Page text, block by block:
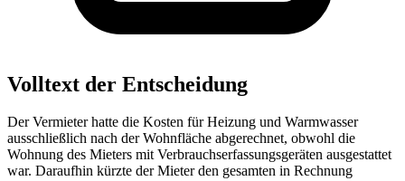
Volltext der Entscheidung
Der Vermieter hatte die Kosten für Heizung und Warmwasser
ausschließlich nach der Wohnfläche abgerechnet, obwohl die
Wohnung des Mieters mit Verbrauchserfassungsgeräten ausgestattet
war. Daraufhin kürzte der Mieter den gesamten in Rechnung